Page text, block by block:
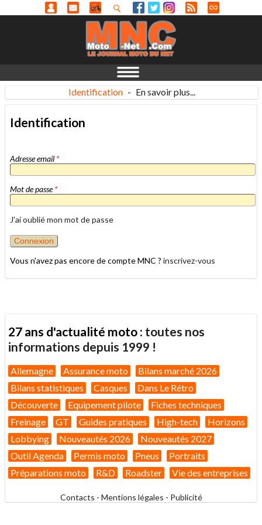
Identification - En savoir plus...
Identification
Adresse email *
Mot de passe*
J'ai oublié mon mot de passe
Vous n'avez pas encore de compte MNC ? inscrivez-vous
27 ans d'actualité moto : toutes nos
informations depuis 1999 !
Allemagne Assurance moto
Bilans marché 2026
Bilans statistiques
Casques
Dans Le Rétro
Découverte
Equipement pilote
Fiches techniques
Freinage
GT Guides pratiques High-tech
Horizons
Lobbying
Nouveautés 2026
Nouveautés 2027
Outil Agenda
Permis moto Pneus
Portraits
Préparations moto
R&D Roadster Vie des entreprises
Contacts - Mentions légales - Publicité